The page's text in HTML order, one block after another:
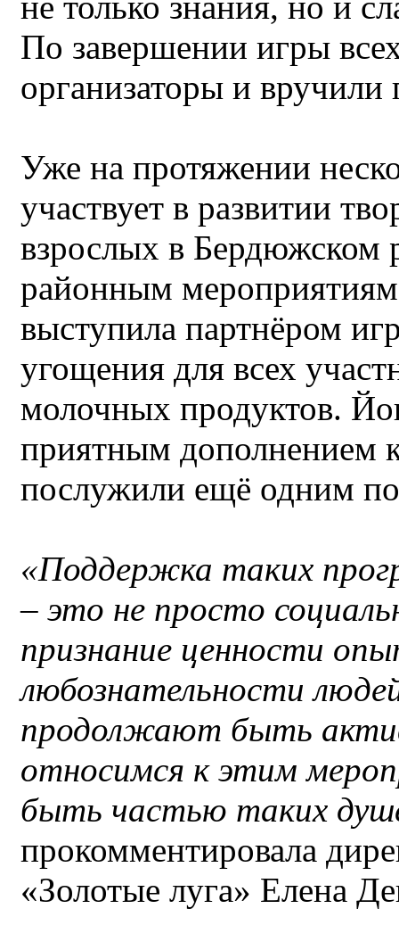
По завершении игры
организаторы и
Уже на протяжении
участвует в развитии
взрослых в Бердюжском
районным
выступила партнёром
угощения для всех
молочных продуктов.
приятным дополнением
послужили ещё одним
«Поддержка таких
– это не просто
признание ценности
любознательности
продолжают быть
относимся к этим
быть частью таких
прокомментировала
«Золотые луга» Елена